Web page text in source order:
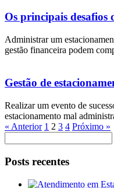
Os principais desafios
Administrar um
gestão financeira podem
Gestão de
Realizar um evento de
estacionamento mal
« Anterior 1 2 3 4 Próximo »
Posts recentes